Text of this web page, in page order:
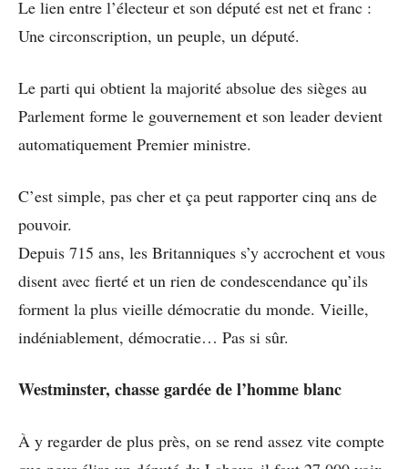
Le lien entre l’électeur et son député est net et franc :
Une circonscription, un peuple, un député.
Le parti qui obtient la majorité absolue des sièges au
Parlement forme le gouvernement et son leader devient
automatiquement Premier ministre.
C’est simple, pas cher et ça peut rapporter cinq ans de
pouvoir.
Depuis 715 ans, les Britanniques s’y accrochent et vous
disent avec fierté et un rien de condescendance qu’ils
forment la plus vieille démocratie du monde. Vieille,
indéniablement, démocratie… Pas si sûr.
Westminster, chasse gardée de l’homme blanc
À y regarder de plus près, on se rend assez vite compte